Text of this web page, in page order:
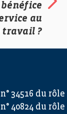
au
travail ?
34516 du rôle
40824 du rôle